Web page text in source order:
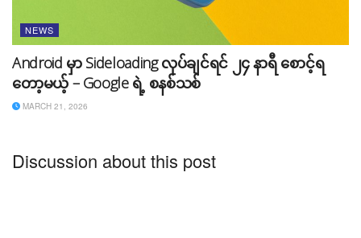
NEWS
Android မှာ Sideloading လုပ်ချင်ရင် ၂၄ နာရီ စောင့်ရ
တော့မယ့် – Google ရဲ့ စနစ်သစ်
MARCH 21, 2026
Discussion about this post